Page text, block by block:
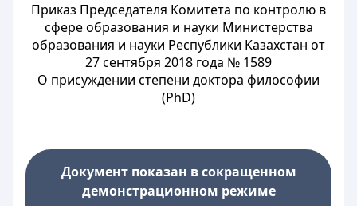
Приказ Председателя Комитета по контролю в
сфере образования и науки Министерства
образования и науки Республики Казахстан от
27 сентября 2018 года № 1589
О присуждении степени доктора философии
(PhD)
Документ показан в сокращенном
демонстрационном режиме